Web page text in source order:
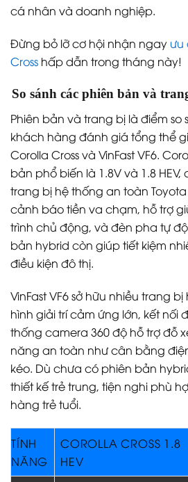
cá nhân và doanh nghiệp.
Đừng bỏ lỡ cơ hội nhận ngay ưu
Cross hấp dẫn trong tháng này!
So sánh các phiên bản và
Phiên bản và trang bị là điểm
khách hàng đánh giá tổng thể
Corolla Cross và VinFast VF6.
bản phổ biến là 1.8V và 1.8
trang bị hệ thống an toàn Toyota
cảnh báo tiền va chạm, hỗ trợ
trình chủ động, và đèn pha tự
bản hybrid còn giúp tiết kiệm
điều kiện đô thị.
VinFast VF6 sở hữu nhiều trang
hình giải trí cảm ứng lớn, kết nối
thống camera 360 độ hỗ trợ đỗ
năng an toàn như cân bằng
kéo. Dù chưa có phiên bản
thiết kế trẻ trung, tiện nghi phù
hàng trẻ tuổi.
TÍNH
NĂNG
COROLLA CROSS 1.8
HEV